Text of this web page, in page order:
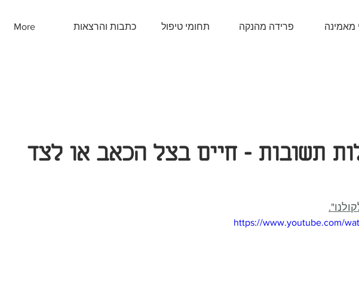
מאמינה פרידה מהנקה תחומי טיפול כתבות והרצאות More
תשובות - חיים בצל הכאב או לצד
https://www.youtube.com/